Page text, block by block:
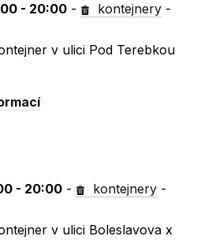
- 20:00 - kontejnery -
v ulici Pod Terebkou
- 20:00 - kontejnery -
v ulici Boleslavova x